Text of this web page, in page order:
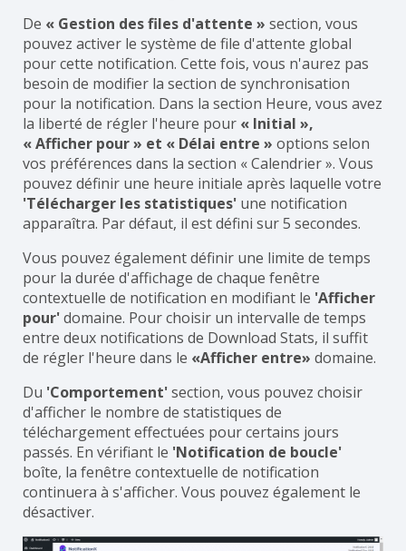
De « Gestion des files d'attente » section, vous
pouvez activer le système de file d'attente global
pour cette notification. Cette fois, vous n'aurez pas
besoin de modifier la section de synchronisation
pour la notification. Dans la section Heure, vous avez
la liberté de régler l'heure pour « Initial »,
« Afficher pour » et « Délai entre » options selon
vos préférences dans la section « Calendrier ». Vous
pouvez définir une heure initiale après laquelle votre
'Télécharger les statistiques' une notification
apparaîtra. Par défaut, il est défini sur 5 secondes.
Vous pouvez également définir une limite de temps
pour la durée d'affichage de chaque fenêtre
contextuelle de notification en modifiant le 'Afficher
pour'domaine. Pour choisir un intervalle de temps
entre deux notifications de Download Stats, il suffit
de régler l'heure dans le «Afficher entre» domaine.
Du 'Comportement'section, vous pouvez choisir
d'afficher le nombre de statistiques de
téléchargement effectuées pour certains jours
passés. En vérifiant le 'Notification de boucle'
boîte, la fenêtre contextuelle de notification
continuera à s'afficher. Vous pouvez également le
désactiver.